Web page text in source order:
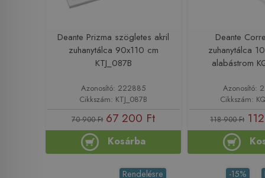
Deante Prizma szögletes akril
zuhanytálca 90x110 cm
KTJ_087B
Azonosító: 222885
Cikkszám: KTJ_087B
70 900 Ft 67 200 Ft
Kosárba
Deante
zuhanytálca
alabástrom
Azonosító:
Cikkszám:
118 900 Ft
-15%
Rendelésre